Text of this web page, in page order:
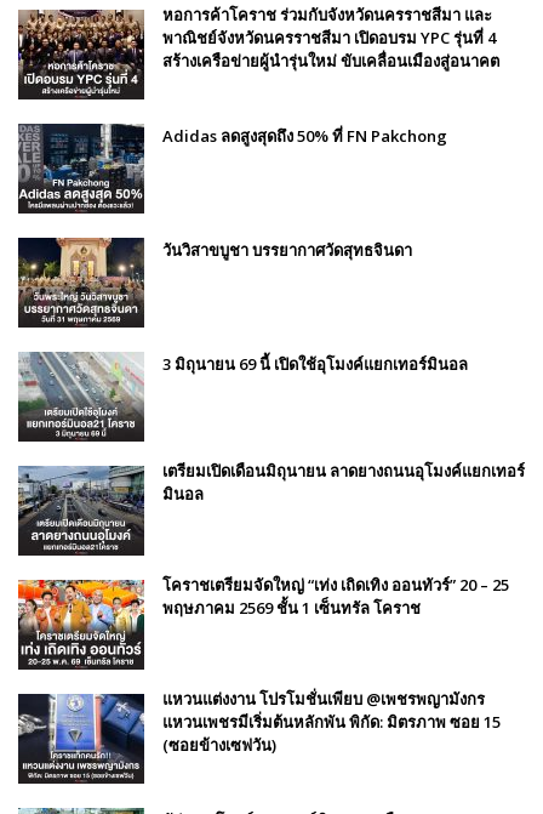
หอการค้าโคราช ร่วมกับจังหวัดนครราชสีมา และ
พาณิชย์จังหวัดนครราชสีมา เปิดอบรม YPC รุ่นที่ 4
สร้างเครือข่ายผู้นำรุ่นใหม่ ขับเคลื่อนเมืองสู่อนาคต
Adidas ลดสูงสุดถึง 50% ที่ FN Pakchong
วันวิสาขบูชา บรรยากาศวัดสุทธจินดา
3 มิถุนายน 69 นี้ เปิดใช้อุโมงค์แยกเทอร์มินอล
เตรียมเปิดเดือนมิถุนายน ลาดยางถนนอุโมงค์แยกเทอร์
มินอล
โคราชเตรียมจัดใหญ่ “เท่ง เถิดเทิง ออนทัวร์” 20 – 25
พฤษภาคม 2569 ชั้น 1 เซ็นทรัล โคราช
แหวนแต่งงาน โปรโมชั่นเพียบ @เพชรพญามังกร
แหวนเพชรมีเริ่มต้นหลักพัน พิกัด: มิตรภาพ ซอย 15
(ซอยข้างเซฟวัน)